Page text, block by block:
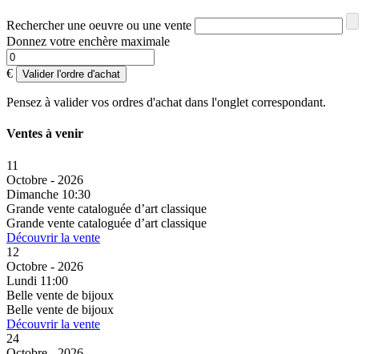
Rechercher une oeuvre ou une vente
Donnez votre enchère maximale
€ Valider l'ordre d'achat
Pensez à valider vos ordres d'achat dans l'onglet correspondant.
Ventes à venir
11
Octobre - 2026
Dimanche 10:30
Grande vente cataloguée d’art classique
Grande vente cataloguée d’art classique
Découvrir la vente
12
Octobre - 2026
Lundi 11:00
Belle vente de bijoux
Belle vente de bijoux
Découvrir la vente
24